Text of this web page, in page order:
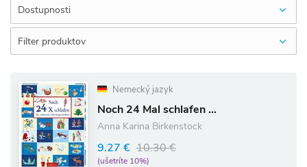
Dostupnosti
Filter produktov
Nemecký jazyk
Noch 24 Mal schlafen ...
Anna Karina Birkenstock
9.27 € 10.30 €
(ušetríte 10%)